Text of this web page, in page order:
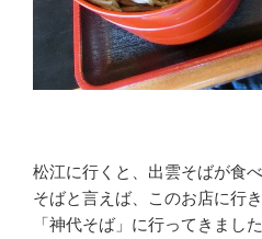
松江に行くと、出雲そばが食
そばと言えば、このお店に行
「神代そば」に行ってきまし